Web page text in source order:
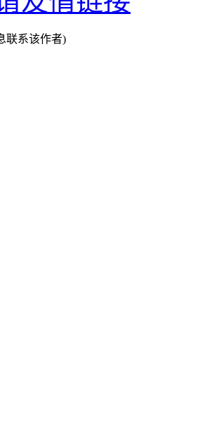
联系该作者)